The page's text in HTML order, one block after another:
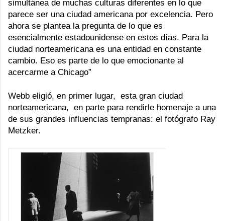
simultánea de muchas culturas diferentes en lo que
parece ser una ciudad americana por excelencia. Pero
ahora se plantea la pregunta de lo que es
esencialmente estadounidense en estos días. Para la
ciudad norteamericana es una entidad en constante
cambio. Eso es parte de lo que emocionante al
acercarme a Chicago”
Webb eligió, en primer lugar, esta gran ciudad
norteamericana, en parte para rendirle homenaje a una
de sus grandes influencias tempranas: el fotógrafo Ray
Metzker.